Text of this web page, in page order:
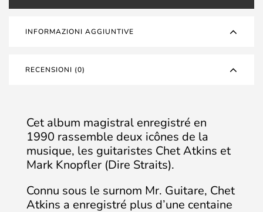
INFORMAZIONI AGGIUNTIVE
RECENSIONI (0)
Cet album magistral enregistré en
1990 rassemble deux icônes de la
musique, les guitaristes Chet Atkins et
Mark Knopfler (Dire Straits).
Connu sous le surnom Mr. Guitare, Chet
Atkins a enregistré plus d’une centaine